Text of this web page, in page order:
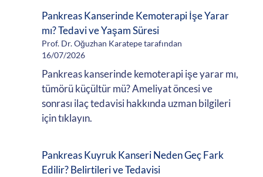
Pankreas Kanserinde Kemoterapi İşe Yarar
mı? Tedavi ve Yaşam Süresi
Prof. Dr. Oğuzhan Karatepe tarafından
16/07/2026
Pankreas kanserinde kemoterapi işe yarar mı,
tümörü küçültür mü? Ameliyat öncesi ve
sonrası ilaç tedavisi hakkında uzman bilgileri
için tıklayın.
Pankreas Kuyruk Kanseri Neden Geç Fark
Edilir? Belirtileri ve Tedavisi